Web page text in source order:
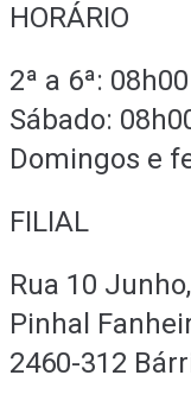
HORÁRIO
2ª a 6ª:
Sábado:
Domingos e
FILIAL
Rua 10
Pinhal
2460-312